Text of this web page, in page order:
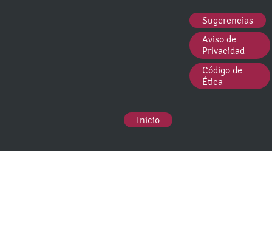
Sugerencias
Aviso de
Privacidad
Código de
Ética
Inicio